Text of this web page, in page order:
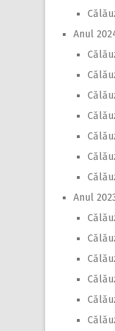
Anul
Anul